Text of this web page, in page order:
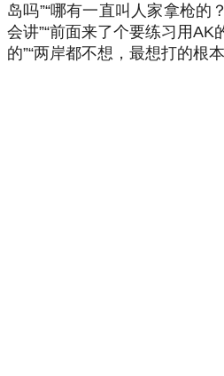
岛吗”“哪有一直叫人家拿枪的
会讲”“前面来了个要练习用AK
的”“两岸都不想，最想打的根本